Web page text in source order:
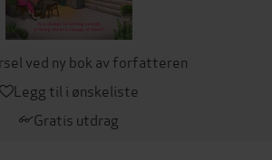
ved ny bok av forfatteren
Legg til i ønskeliste
Gratis utdrag